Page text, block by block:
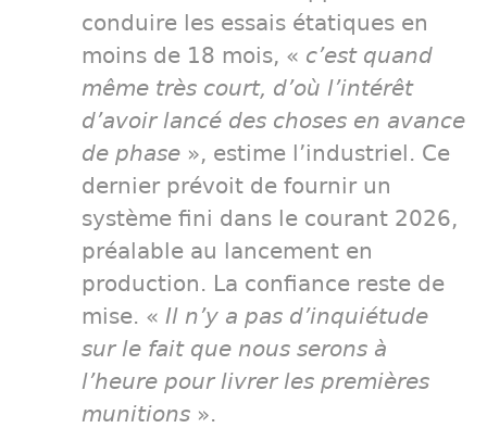
conduire les essais étatiques en
moins de 18 mois, « c’est quand
même très court, d’où l’intérêt
d’avoir lancé des choses en avance
de phase », estime l’industriel. Ce
dernier prévoit de fournir un
système fini dans le courant 2026,
préalable au lancement en
production. La confiance reste de
mise. « Il n’y a pas d’inquiétude
sur le fait que nous serons à
l’heure pour livrer les premières
munitions ».